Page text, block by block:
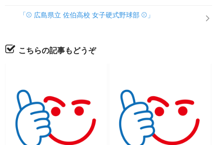
「⚾ 広島県立 佐伯高校 女子硬式野球部 ⚾」
こちらの記事もどうぞ